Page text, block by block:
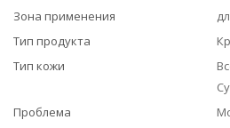
Зона применения
Тип продукта
Тип кожи
Проблема